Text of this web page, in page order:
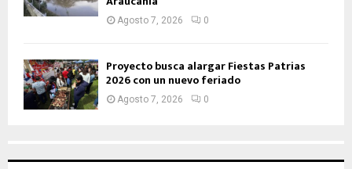
Agosto 7, 2026 0
Proyecto busca alargar Fiestas Patrias
2026 con un nuevo feriado
Agosto 7, 2026 0